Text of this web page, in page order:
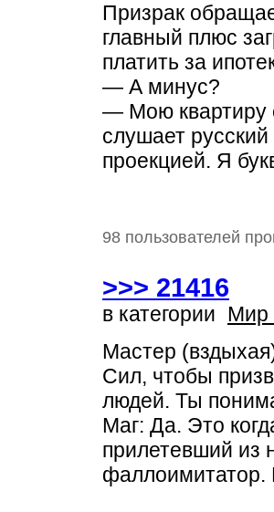
Призрак
главный плюс
платить за
— А минус?
— Мою квартиру
слушает
проекцией. Я
98 пользователей
>>> 21416
в категории Мир
Мастер
Сил, чтобы
людей. Ты
Маг: Да. Это
прилетевший из
фаллоимитатор.